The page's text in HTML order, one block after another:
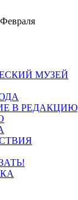
МУЗЕЙ
В РЕДАКЦИЮ